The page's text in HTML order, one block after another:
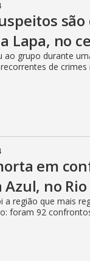
Lapa, no
ao grupo durante
de crimes
em
no Rio
a região que mais
foram 92